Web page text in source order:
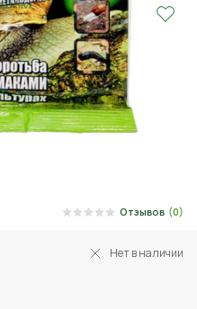
Отзывов (0)
Нет в наличии